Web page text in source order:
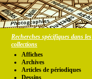
Recherches spécifiques dans les
collections
Affiches
Archives
Articles de périodiques
Dessins